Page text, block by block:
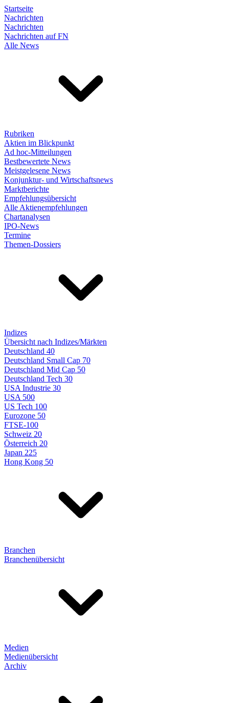
Startseite
Nachrichten
Nachrichten
Nachrichten auf FN
Alle News
Rubriken
Aktien im Blickpunkt
Ad hoc-Mitteilungen
Bestbewertete News
Meistgelesene News
Konjunktur- und Wirtschaftsnews
Marktberichte
Empfehlungsübersicht
Alle Aktienempfehlungen
Chartanalysen
IPO-News
Termine
Themen-Dossiers
Indizes
Übersicht nach Indizes/Märkten
Deutschland 40
Deutschland Small Cap 70
Deutschland Mid Cap 50
Deutschland Tech 30
USA Industrie 30
USA 500
US Tech 100
Eurozone 50
FTSE-100
Schweiz 20
Österreich 20
Japan 225
Hong Kong 50
Branchen
Branchenübersicht
Medien
Medienübersicht
Archiv